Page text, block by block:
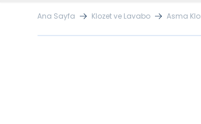
Ana Sayfa Klozet ve Lavabo Asma